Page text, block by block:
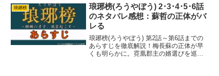
王が勝ったとみていいでしょう...
琅琊榜
琅琊榜(ろうやぼう) 2･3･4･5･6話
のネタバレ感想：蘇哲の正体がバ
レる
琅琊榜(ろうやぼう) 第2話～第6話までの
あらすじを徹底解説！梅長蘇の正体が早
くも明らかに。霓凰郡主の婿選びを巡る